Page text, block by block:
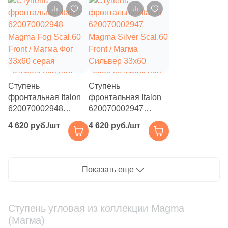
бежевая
структурированная
под камень
графит натуральная
под камень
Ступень
фронтальная Italon
620070002948
Magma Fog Scal.60
Front / Магма Фог
4 620 руб./шт
Ступень
фронтальная Italon
620070002947
Magma Silver Scal.60
Front / Магма
4 620 руб./шт
Показать еще
Ступень угловая из коллекции Magma
(Магма)